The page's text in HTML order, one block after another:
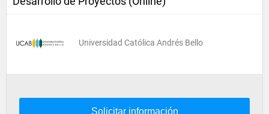
Universidad Católica Andrés Bello
Solicitar información